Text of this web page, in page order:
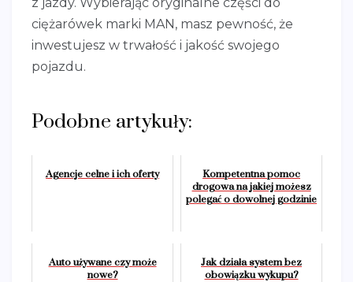
ciężarówek marki MAN, masz pewność, że
inwestujesz w trwałość i jakość swojego
pojazdu.
Podobne artykuły:
Agencje celne i ich oferty
Kompetentna pomoc
drogowa na jakiej możesz
polegać o dowolnej godzinie
Auto używane czy może
nowe?
Jak działa system bez
obowiązku wykupu?